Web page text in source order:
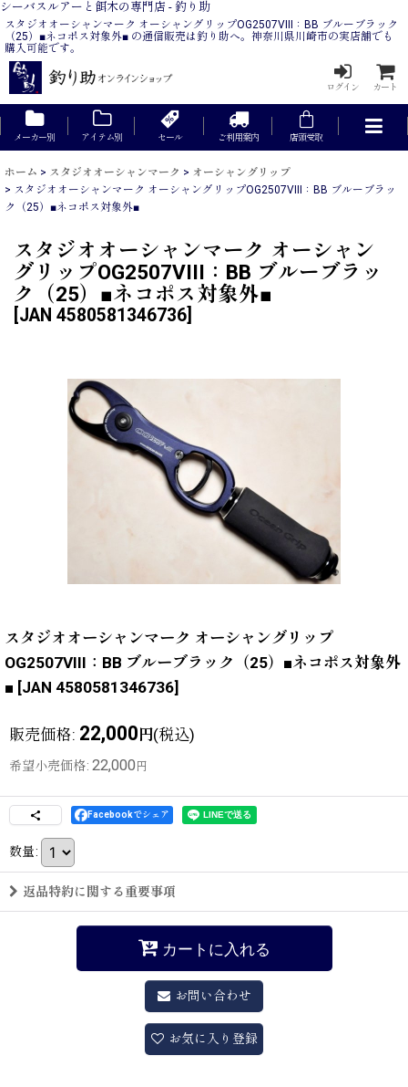
シーバスルアーと餌木の専門店 - 釣り助
スタジオオーシャンマーク オーシャングリップOG2507VIII：BB ブルーブラック
（25）■ネコポス対象外■ の通信販売は釣り助へ。神奈川県川崎市の実店舗でも
購入可能です。
ログイン カート
メーカー別 アイテム別 セール ご利用案内 店頭受取
ホーム > スタジオオーシャンマーク > オーシャングリップ
> スタジオオーシャンマーク オーシャングリップOG2507VIII：BB ブルーブラッ
ク（25）■ネコポス対象外■
スタジオオーシャンマーク オーシャン
グリップOG2507VIII：BB ブルーブラッ
ク（25）■ネコポス対象外■
JAN 4580581346736
スタジオオーシャンマーク オーシャングリップ
OG2507VIII：BB ブルーブラック（25）■ネコポス対象外
■ [JAN 4580581346736]
販売価格: 22,000円(税込)
希望小売価格: 22,000 円
Facebookでシェア
数量:
返品特約に関する重要事項
カートに入れる
お問い合わせ
お気に入り登録